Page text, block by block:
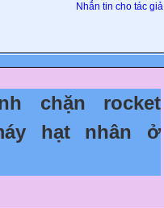
Nhắn tin cho tác giả
chặn rocket
hạt nhân ở